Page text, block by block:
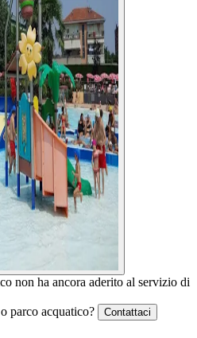
non ha ancora aderito al servizio di
parco acquatico?
Contattaci